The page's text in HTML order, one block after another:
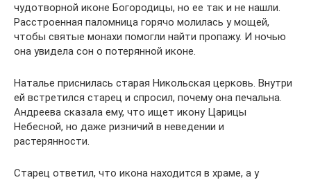
чудотворной иконе Богородицы, но ее так и не нашли.
Расстроенная паломница горячо молилась у мощей,
чтобы святые монахи помогли найти пропажу. И ночью
она увидела сон о потерянной иконе.
Наталье приснилась старая Никольская церковь. Внутри
ей встретился старец и спросил, почему она печальна.
Андреева сказала ему, что ищет икону Царицы
Небесной, но даже ризничий в неведении и
растерянности.
Старец ответил, что икона находится в храме, а у